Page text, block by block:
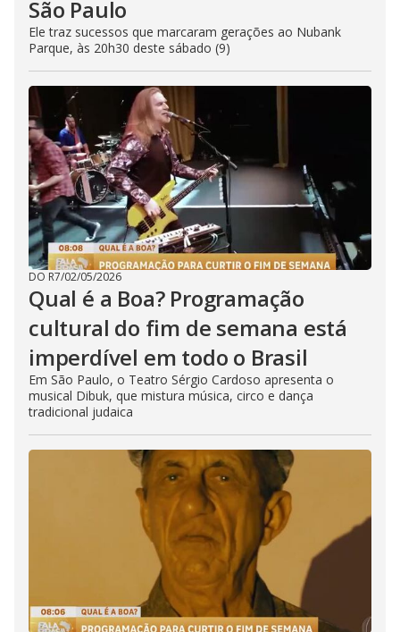
São Paulo
Ele traz sucessos que marcaram gerações ao Nubank
Parque, às 20h30 deste sábado (9)
DO R7/02/05/2026
Qual é a Boa? Programação
cultural do fim de semana está
imperdível em todo o Brasil
Em São Paulo, o Teatro Sérgio Cardoso apresenta o
musical Dibuk, que mistura música, circo e dança
tradicional judaica